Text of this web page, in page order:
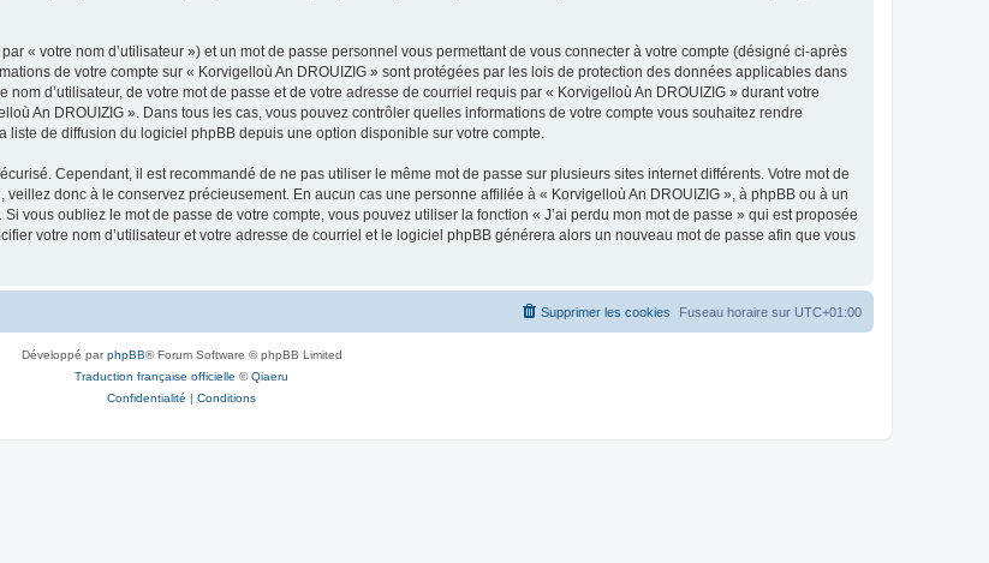
« votre nom d’utilisateur ») et un mot de passe personnel vous permettant de vous connecter à votre compte (désigné ci-après
de votre compte sur « Korvigelloù An DROUIZIG » sont protégées par les lois de protection des données applicables dans
d’utilisateur, de votre mot de passe et de votre adresse de courriel requis par « Korvigelloù An DROUIZIG » durant votre
An DROUIZIG ». Dans tous les cas, vous pouvez contrôler quelles informations de votre compte vous souhaitez rendre
de diffusion du logiciel phpBB depuis une option disponible sur votre compte.
Cependant, il est recommandé de ne pas utiliser le même mot de passe sur plusieurs sites internet différents. Votre mot de
donc à le conservez précieusement. En aucun cas une personne affiliée à « Korvigelloù An DROUIZIG », à phpBB ou à un
vous oubliez le mot de passe de votre compte, vous pouvez utiliser la fonction « J’ai perdu mon mot de passe » qui est proposée
votre nom d’utilisateur et votre adresse de courriel et le logiciel phpBB générera alors un nouveau mot de passe afin que vous
Fuseau horaire sur UTC+01:00
Supprimer les cookies
Développé parphpBB® Forum Software © phpBB Limited
Traduction française officielle ©Qiaeru
Confidentialité | Conditions